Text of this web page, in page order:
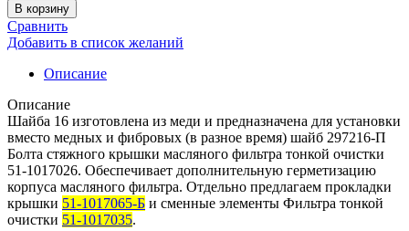
В корзину
Сравнить
Добавить в список желаний
Описание
Описание
Шайба 16 изготовлена из меди и предназначена для установки
вместо медных и фибровых (в разное время) шайб 297216-П
Болта стяжного крышки масляного фильтра тонкой очистки
51-1017026. Обеспечивает дополнительную герметизацию
корпуса масляного фильтра. Отдельно предлагаем прокладки
крышки 51-1017065-Б и сменные элементы Фильтра тонкой
очистки 51-1017035.